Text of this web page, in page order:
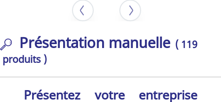
Présentation manuelle ( 119
produits )
Présentez votre entreprise